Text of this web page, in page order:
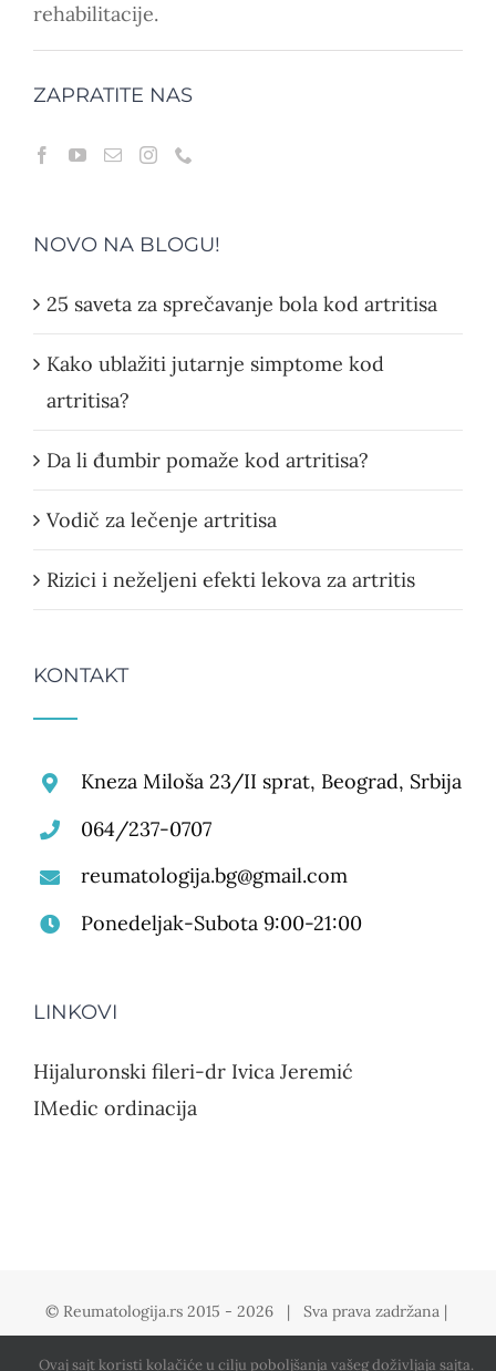
rehabilitacije.
ZAPRATITE NAS
NOVO NA BLOGU!
25 saveta za sprečavanje bola kod artritisa
Kako ublažiti jutarnje simptome kod
artritisa?
Da li đumbir pomaže kod artritisa?
Vodič za lečenje artritisa
Rizici i neželjeni efekti lekova za artritis
KONTAKT
Kneza Miloša 23/II sprat, Beograd, Srbija
064/237-0707
reumatologija.bg@gmail.com
Ponedeljak-Subota 9:00-21:00
LINKOVI
Hijaluronski fileri-dr Ivica Jeremić
IMedic ordinacija
© Reumatologija.rs 2015 - 2026 | Sva prava zadržana |
Ovaj sajt koristi kolačiće u cilju poboljšanja vašeg doživljaja sajta.